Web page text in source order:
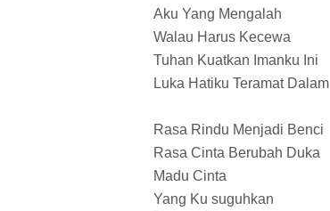
Aku Yang Mengalah
Walau Harus Kecewa
Tuhan Kuatkan Imanku Ini
Luka Hatiku Teramat Dalam
Rasa Rindu Menjadi Benci
Rasa Cinta Berubah Duka
Madu Cinta
Yang Ku suguhkan